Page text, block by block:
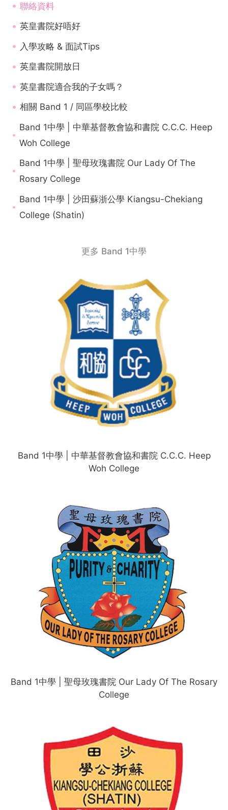
聯絡資料
英皇書院好唔好
入學攻略 & 面試Tips
英皇書院開放日
英皇書院適合我的子女嗎？
相關 Band 1 / 同區學校比較
Band 1中學 | 中華基督教會協和書院 C.C.C. Heep
Woh College
Band 1中學 | 聖母玫瑰書院 Our Lady Of The
Rosary College
Band 1中學 | 沙田蘇浙公學 Kiangsu-Chekiang
College (Shatin)
更多 Band 1中學
Band 1中學 | 中華基督教會協和書院 C.C.C. Heep
Woh College
Band 1中學 | 聖母玫瑰書院 Our Lady Of The Rosary
College